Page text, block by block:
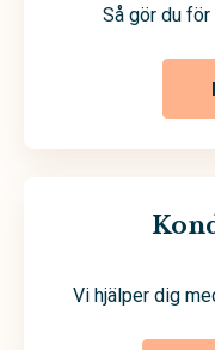
Så gör du för
Vi hjälper dig